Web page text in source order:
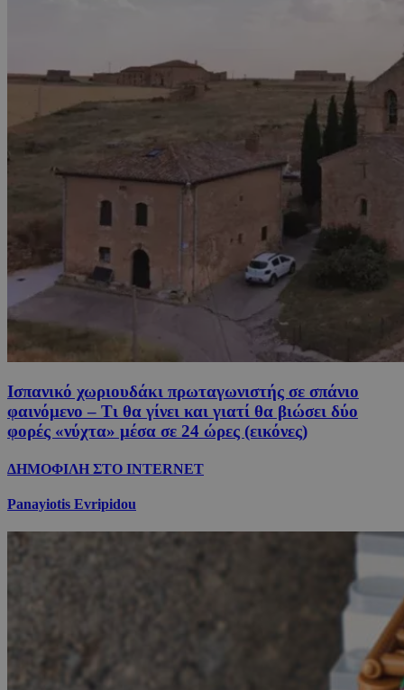
Ισπανικό χωριουδάκι πρωταγωνιστής σε σπάνιο
φαινόμενο – Τι θα γίνει και γιατί θα βιώσει δύο
φορές «νύχτα» μέσα σε 24 ώρες (εικόνες)
ΔΗΜΟΦΙΛΗ ΣΤΟ INTERNET
Panayiotis Evripidou